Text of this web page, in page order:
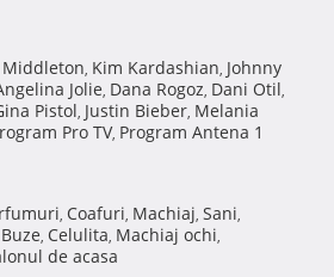
Middleton, Kim Kardashian, Johnny
Jolie, Dana Rogoz, Dani Otil,
Pistol, Justin Bieber, Melania
Pro TV, Program Antena 1
, Coafuri, Machiaj, Sani,
Buze, Celulita, Machiaj ochi,
de acasa